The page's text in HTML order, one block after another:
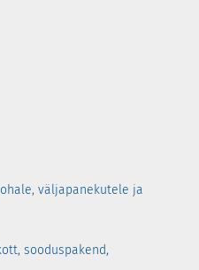
väljapanekutele ja
sooduspakend,